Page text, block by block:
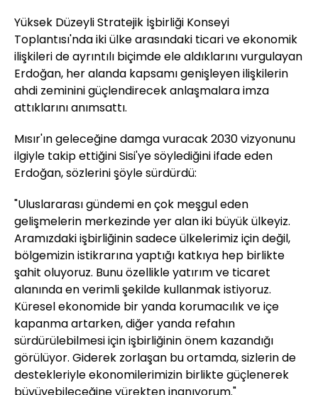
Yüksek Düzeyli Stratejik İşbirliği Konseyi
Toplantısı'nda iki ülke arasındaki ticari ve ekonomik
ilişkileri de ayrıntılı biçimde ele aldıklarını vurgulayan
Erdoğan, her alanda kapsamı genişleyen ilişkilerin
ahdi zeminini güçlendirecek anlaşmalara imza
attıklarını anımsattı.
Mısır'ın geleceğine damga vuracak 2030 vizyonunu
ilgiyle takip ettiğini Sisi'ye söylediğini ifade eden
Erdoğan, sözlerini şöyle sürdürdü:
"Uluslararası gündemi en çok meşgul eden
gelişmelerin merkezinde yer alan iki büyük ülkeyiz.
Aramızdaki işbirliğinin sadece ülkelerimiz için değil,
bölgemizin istikrarına yaptığı katkıya hep birlikte
şahit oluyoruz. Bunu özellikle yatırım ve ticaret
alanında en verimli şekilde kullanmak istiyoruz.
Küresel ekonomide bir yanda korumacılık ve içe
kapanma artarken, diğer yanda refahın
sürdürülebilmesi için işbirliğinin önem kazandığı
görülüyor. Giderek zorlaşan bu ortamda, sizlerin de
destekleriyle ekonomilerimizin birlikte güçlenerek
büyüyebileceğine yürekten inanıyorum."